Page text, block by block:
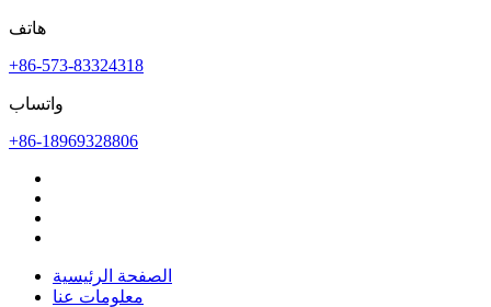
هاتف
+86-573-83324318
واتساب
+86-18969328806
الصفحة الرئيسية
معلومات عنا